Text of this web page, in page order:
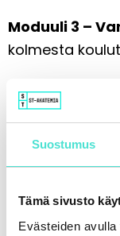
Suostumus
Tämä sivusto
Evästeiden
Moduuli 3 –
kolmesta
Ke 9.9.2026
lähikoulutus)
To 24.9.2026